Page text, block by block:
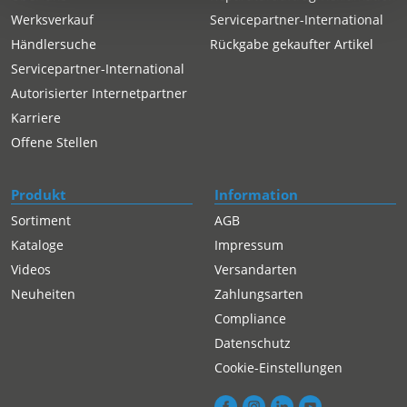
Werksverkauf
Händlersuche
Servicepartner-International
Autorisierter Internetpartner
Karriere
Offene Stellen
Servicepartner-International
Rückgabe gekaufter Artikel
Produkt
Sortiment
Kataloge
Videos
Neuheiten
Information
AGB
Impressum
Versandarten
Zahlungsarten
Compliance
Datenschutz
Cookie-Einstellungen